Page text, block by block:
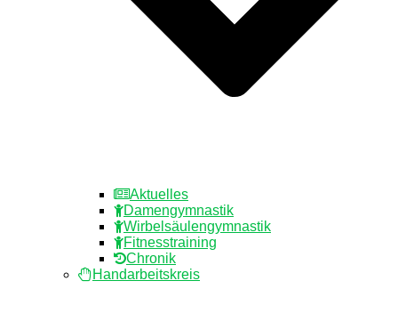
Aktuelles
Damengymnastik
Wirbelsäulengymnastik
Fitnesstraining
Chronik
Handarbeitskreis